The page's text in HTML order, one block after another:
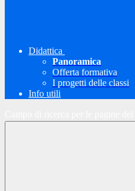
Didattica
Panoramica
Offerta formativa
I progetti delle classi
Info utili